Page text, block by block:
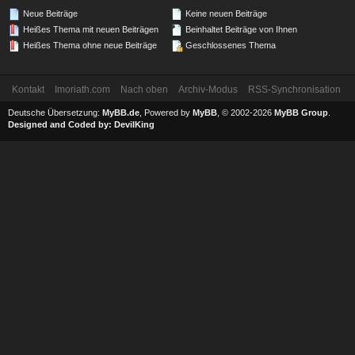
Neue Beiträge
Heißes Thema mit neuen Beiträgen
Heißes Thema ohne neue Beiträge
Keine neuen Beiträge
Beinhaltet Beiträge von Ihnen
Geschlossenes Thema
Kontakt Imoriath.com Nach oben Archiv-Modus RSS-Synchronisation
Deutsche Übersetzung: MyBB.de , Powered by MyBB , © 2002-2026 MyBB Group
Designed and Coded by: DevilKing